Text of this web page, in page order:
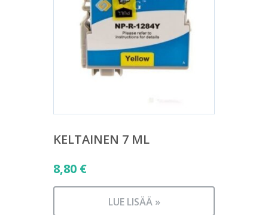
KELTAINEN 7 ML
8,80 €
LUE LISÄÄ »